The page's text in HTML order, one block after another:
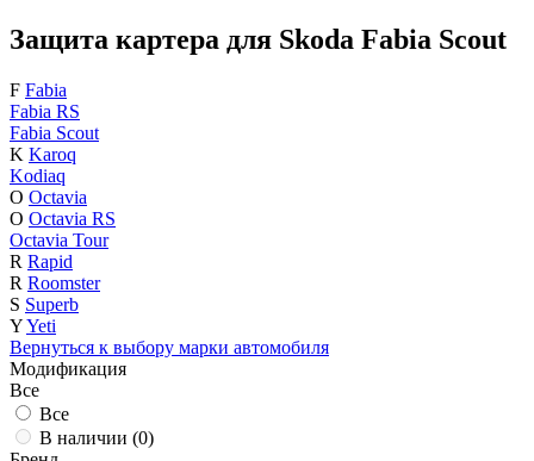
Защита картера для Skoda Fabia Scout
F Fabia
Fabia RS
Fabia Scout
K Karoq
Kodiaq
O Octavia
O Octavia RS
Octavia Tour
R Rapid
R Roomster
S Superb
YYeti
Вернуться к выбору марки автомобиля
Модификация
Все
Все
В наличии (0)